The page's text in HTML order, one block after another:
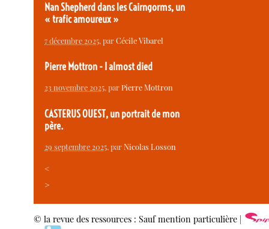
Nan Shepherd dans les Cairngorms, un
« trafic amoureux »
7 décembre 2025, parCécile Vibarel
Pierre Mottron - I almost died
23 novembre 2025, parPierre Mottron
CASTERUS OUEST, un portrait de mon
père.
29 septembre 2025, parNicolas Losson
<
>
© la revue des ressources : Sauf mention particulière |